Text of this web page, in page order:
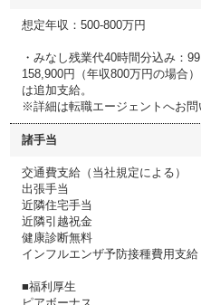
想定年収：500-800万円
・みなし残業代40時間分込み：
158,900円（年収800万円の場合
は追加支給。
※詳細は転職エージェントへお問
諸手当
交通費支給（当社規定による）
出張手当
近隣住宅手当
近隣引越祝金
健康診断無料
インフルエンザ予防接種費用支給
■福利厚生